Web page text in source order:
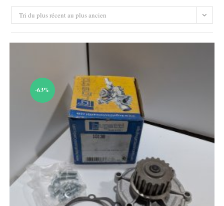
Tri du plus récent au plus ancien
-63%